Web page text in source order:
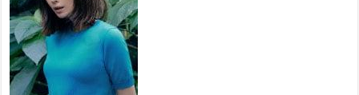
2026 оны 7 сар 21 / 16 цаг 43 минут
Ерөнхий сайд Н.Учрал БНХАУ-
аас Монгол Улсад суугаа
Элчин сайд Шэнь
Миньжюанийг хүлээн авч